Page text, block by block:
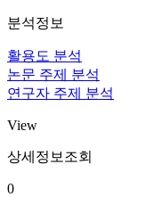
분석정보
활용도 분석
논문 주제 분석
연구자 주제 분석
View
상세정보조회
0